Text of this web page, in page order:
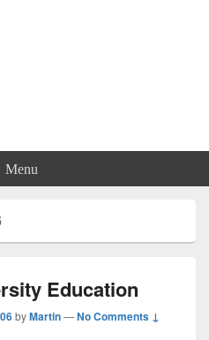
Menu
Education
byMartin—No Comments ↓